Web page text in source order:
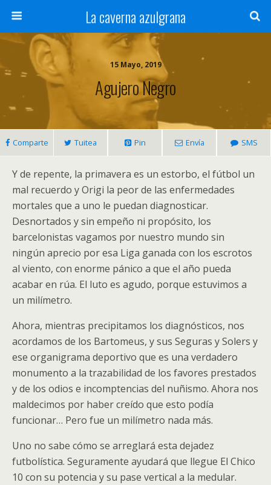
La caverna azulgrana
15 Mayo, 2019
Agujero Negro
Comparte Tuitea Pin Envía SMS
Y de repente, la primavera es un estorbo, el fútbol un
mal recuerdo y Origi la peor de las enfermedades
mortales que a uno le puedan diagnosticar.
Desnortados y sin empeño ni propósito, los
barcelonistas vagamos por nuestro mundo sin
ningún aprecio por esa Liga ganada con los escrotos
al viento, con enorme pánico a que el año pueda
acabar en rúa. El luto es agudo, porque estuvimos a
un milímetro.
Ahora, mientras precipitamos los diagnósticos, nos
acordamos de los Bartomeus, y sus Seguras y Solers y
ese organigrama deportivo que es una verdadero
monumento a la trazabilidad de los favores prestados
y de los odios e incomptencias del nuñismo. Ahora nos
maldecimos por haber creído que esto podía
funcionar… Pero fue un milímetro nada más.
Uno no sabe cómo se arreglará esta dejadez
futbolística. Seguramente ayudará que llegue El Chico
10 con su potencia y su pase vertical a la medular.